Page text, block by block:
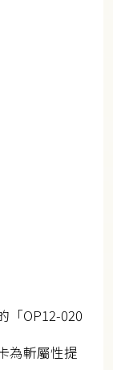
「OP12-020
為斬屬性提